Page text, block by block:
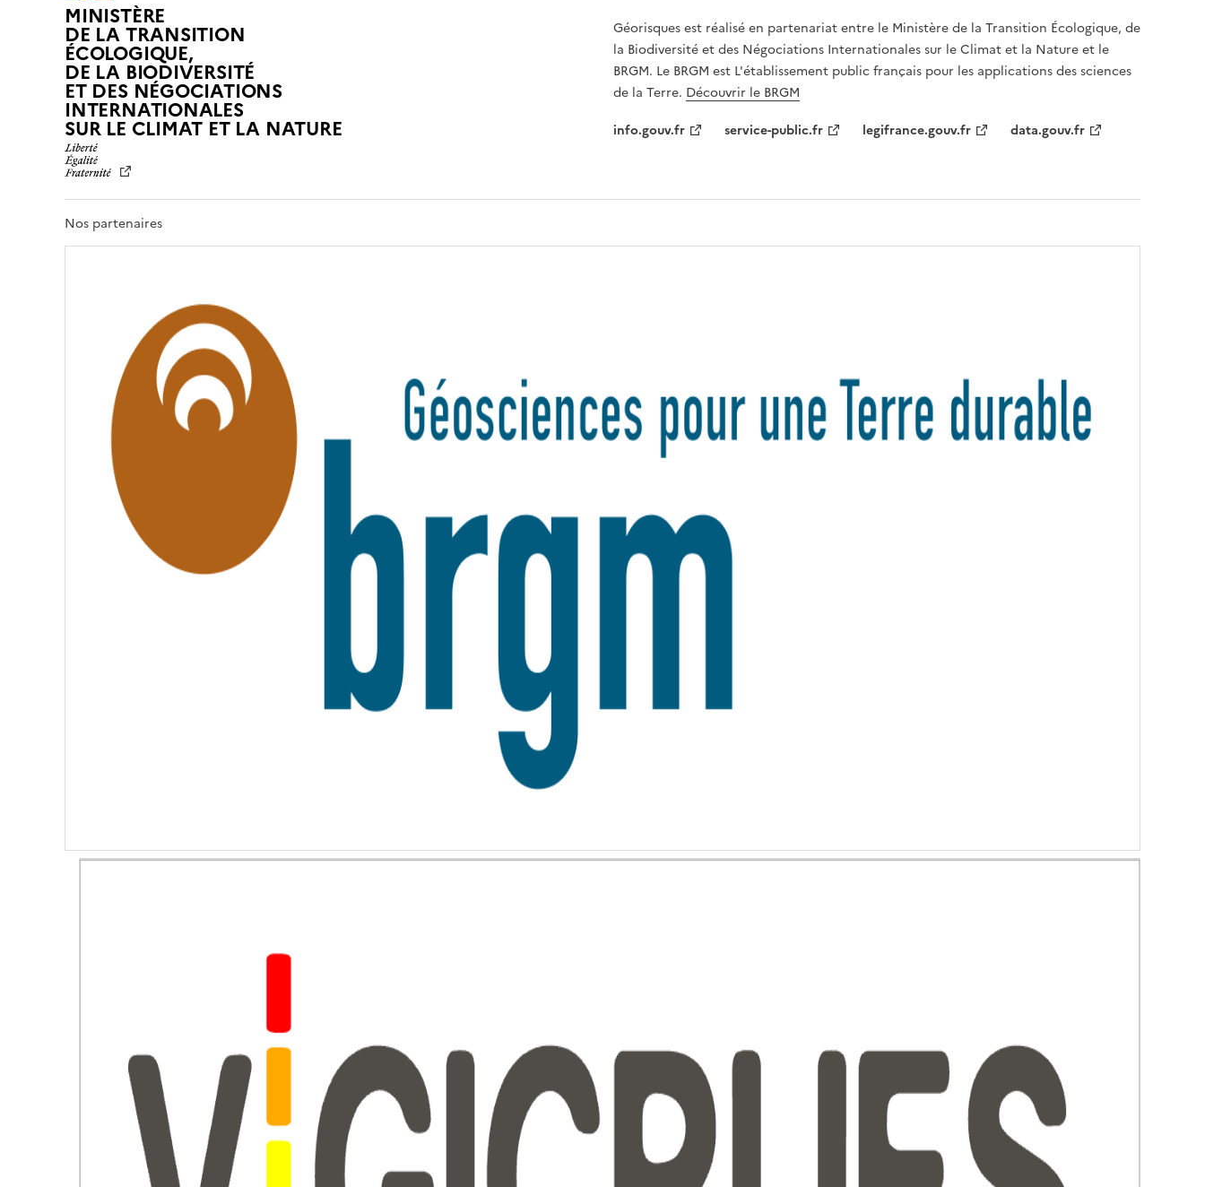
MINISTÈRE
DE LA TRANSITION
ÉCOLOGIQUE,
DE LA BIODIVERSITÉ
ET DES NÉGOCIATIONS
INTERNATIONALES
SUR LE CLIMAT ET LA NATUREL
R
É
R
R
N
T
Géorisques est réalisé en partenariat entre le Ministère de la Transition Écologique, de
la Biodiversité et des Négociations Internationales sur le Climat et la Nature et le
BRGM. Le BRGM est L'établissement public français pour les applications des sciences
de la Terre. Découvrir le BRGM
info.gouv.fr
service-public.fr legifrance.gouv.fr data.gouv.fr
Nos partenaires